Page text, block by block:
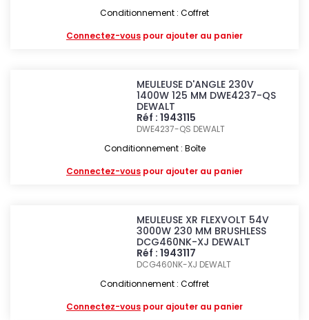
Conditionnement : Coffret
Connectez-vous pour ajouter au panier
MEULEUSE D'ANGLE 230V
1400W 125 MM DWE4237-QS
DEWALT
Réf : 1943115
DWE4237-QS DEWALT
Conditionnement : Boîte
Connectez-vous pour ajouter au panier
MEULEUSE XR FLEXVOLT 54V
3000W 230 MM BRUSHLESS
DCG460NK-XJ DEWALT
Réf : 1943117
DCG460NK-XJ DEWALT
Conditionnement : Coffret
Connectez-vous pour ajouter au panier